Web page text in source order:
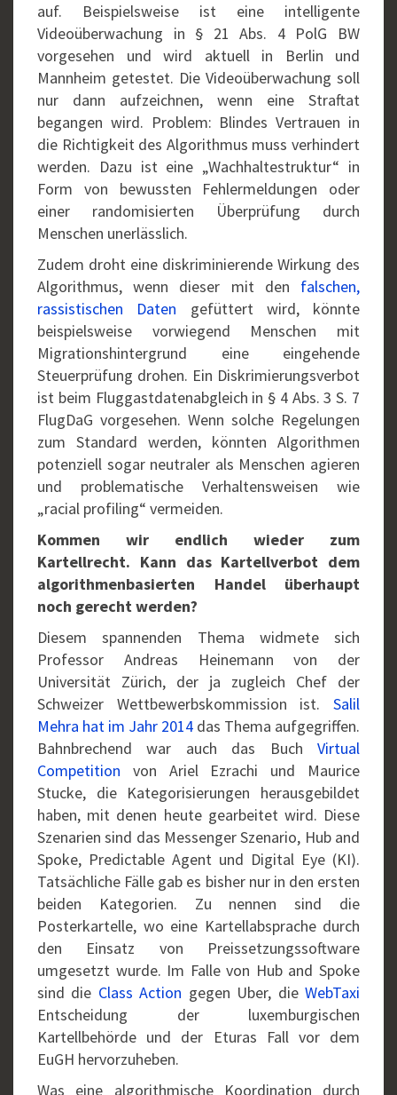
auf. Beispielsweise ist eine intelligente
Videoüberwachung in § 21 Abs. 4 PolG BW
vorgesehen und wird aktuell in Berlin und
Mannheim getestet. Die Videoüberwachung soll
nur dann aufzeichnen, wenn eine Straftat
begangen wird. Problem: Blindes Vertrauen in
die Richtigkeit des Algorithmus muss verhindert
werden. Dazu ist eine „Wachhaltestruktur“ in
Form von bewussten Fehlermeldungen oder
einer randomisierten Überprüfung durch
Menschen unerlässlich.
Zudem droht eine diskriminierende Wirkung des
Algorithmus, wenn dieser mit den falschen,
rassistischen Daten gefüttert wird, könnte
beispielsweise vorwiegend Menschen mit
Migrationshintergrund eine eingehende
Steuerprüfung drohen. Ein Diskrimierungsverbot
ist beim Fluggastdatenabgleich in § 4 Abs. 3 S. 7
FlugDaG vorgesehen. Wenn solche Regelungen
zum Standard werden, könnten Algorithmen
potenziell sogar neutraler als Menschen agieren
und problematische Verhaltensweisen wie
„racial profiling“ vermeiden.
Kommen wir endlich wieder zum
Kartellrecht. Kann das Kartellverbot dem
algorithmenbasierten Handel überhaupt
noch gerecht werden?
Diesem spannenden Thema widmete sich
Professor Andreas Heinemann von der
Universität Zürich, der ja zugleich Chef der
Schweizer Wettbewerbskommission ist. Salil
Mehra hat im Jahr 2014 das Thema aufgegriffen.
Bahnbrechend war auch das Buch Virtual
Competition von Ariel Ezrachi und Maurice
Stucke, die Kategorisierungen herausgebildet
haben, mit denen heute gearbeitet wird. Diese
Szenarien sind das Messenger Szenario, Hub and
Spoke, Predictable Agent und Digital Eye (KI).
Tatsächliche Fälle gab es bisher nur in den ersten
beiden Kategorien. Zu nennen sind die
Posterkartelle, wo eine Kartellabsprache durch
den Einsatz von Preissetzungssoftware
umgesetzt wurde. Im Falle von Hub and Spoke
sind die Class Action gegen Uber, dieWebTaxi
Entscheidung der luxemburgischen
Kartellbehörde und der Eturas Fall vor dem
EuGH hervorzuheben.
Was eine algorithmische Koordination durch